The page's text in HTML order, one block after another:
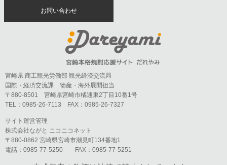
お問い合わせ
宮崎県 商工観光労働部 観光経済交流局
国際・経済交流課 物産・海外展開担当
〒880-8501 宮崎県宮崎市橘通東2丁目10番1号
TEL：0985-26-7113 FAX：0985-26-7327
サイト運営管理
株式会社ながと ニコニコネット
〒880-0862 宮崎県宮崎市潮見町134番地1
電話：0985-77-5250 FAX：0985-77-5251